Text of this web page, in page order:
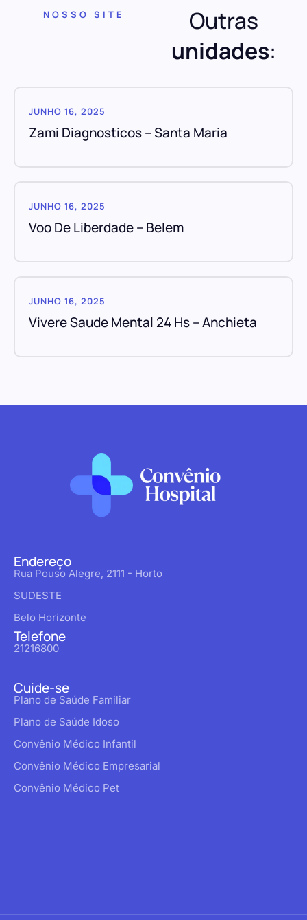
NOSSO SITE
Outras
unidades:
JUNHO 16, 2025
Zami Diagnosticos – Santa Maria
JUNHO 16, 2025
Voo De Liberdade – Belem
JUNHO 16, 2025
Vivere Saude Mental 24 Hs – Anchieta
Endereço
Rua Pouso Alegre, 2111 - Horto
SUDESTE
Belo Horizonte
Telefone
21216800
Cuide-se
Plano de Saúde Familiar
Plano de Saúde Idoso
Convênio Médico Infantil
Convênio Médico Empresarial
Convênio Médico Pet